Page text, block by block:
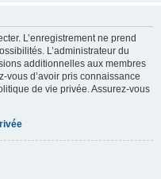
L’enregistrement ne prend
L’administrateur du
additionnelles aux membres
vous d’avoir pris connaissance
de vie privée. Assurez-vous